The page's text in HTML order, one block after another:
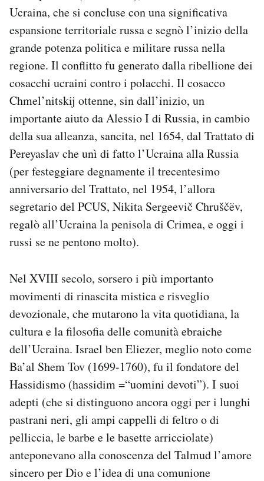
Ucraina, che si concluse con una significativa
espansione territoriale russa e segnò l’inizio della
grande potenza politica e militare russa nella
regione. Il conflitto fu generato dalla ribellione dei
cosacchi ucraini contro i polacchi. Il cosacco
Chmel’nitskij ottenne, sin dall’inizio, un
importante aiuto da Alessio I di Russia, in cambio
della sua alleanza, sancita, nel 1654, dal Trattato di
Pereyaslav che unì di fatto l’Ucraina alla Russia
(per festeggiare degnamente il trecentesimo
anniversario del Trattato, nel 1954, l’allora
segretario del PCUS, Nikita Sergeevič Chruščëv,
regalò all’Ucraina la penisola di Crimea, e oggi i
russi se ne pentono molto).
Nel XVIII secolo, sorsero i più importanto
movimenti di rinascita mistica e risveglio
devozionale, che mutarono la vita quotidiana, la
cultura e la filosofia delle comunità ebraiche
dell’Ucraina. Israel ben Eliezer, meglio noto come
Ba’al Shem Tov (1699-1760), fu il fondatore del
Hassidismo (hassidim =“uomini devoti”). I suoi
adepti (che si distinguono ancora oggi per i lunghi
pastrani neri, gli ampi cappelli di feltro o di
pelliccia, le barbe e le basette arricciolate)
anteponevano alla conoscenza del Talmud l’amore
sincero per Dio e l’idea di una comunione